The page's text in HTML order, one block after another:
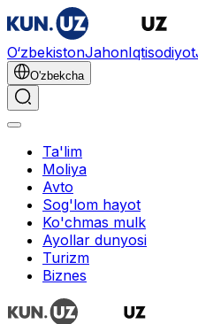
O‘zbekistonJahonIqtisodiyot
O'zbekcha
Ta'lim
Moliya
Avto
Sog'lom hayot
Ko'chmas mulk
Ayollar dunyosi
Turizm
Biznes